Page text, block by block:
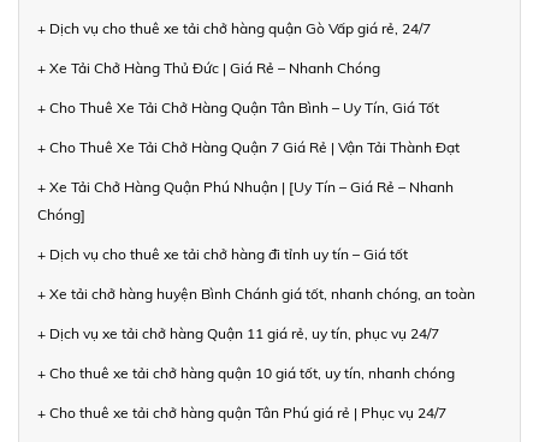
+ Dịch vụ cho thuê xe tải chở hàng quận Gò Vấp giá rẻ, 24/7
+ Xe Tải Chở Hàng Thủ Đức | Giá Rẻ – Nhanh Chóng
+ Cho Thuê Xe Tải Chở Hàng Quận Tân Bình – Uy Tín, Giá Tốt
+ Cho Thuê Xe Tải Chở Hàng Quận 7 Giá Rẻ | Vận Tải Thành Đạt
+ Xe Tải Chở Hàng Quận Phú Nhuận | [Uy Tín – Giá Rẻ – Nhanh
Chóng]
+ Dịch vụ cho thuê xe tải chở hàng đi tỉnh uy tín – Giá tốt
+ Xe tải chở hàng huyện Bình Chánh giá tốt, nhanh chóng, an toàn
+ Dịch vụ xe tải chở hàng Quận 11 giá rẻ, uy tín, phục vụ 24/7
+ Cho thuê xe tải chở hàng quận 10 giá tốt, uy tín, nhanh chóng
+ Cho thuê xe tải chở hàng quận Tân Phú giá rẻ | Phục vụ 24/7